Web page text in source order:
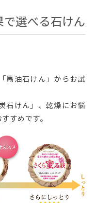
選べる石けん
馬油石けん」からお試
石けん」、乾燥にお悩
すめです。